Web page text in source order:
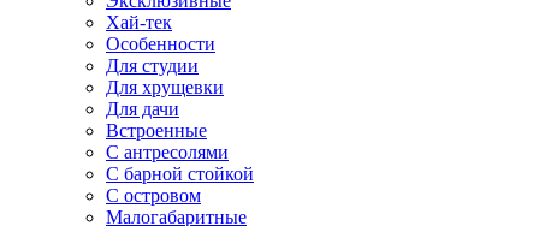
Хай-тек
Особенности
Для студии
Для хрущевки
Для дачи
Встроенные
С антресолями
С барной стойкой
С островом
Малогабаритные